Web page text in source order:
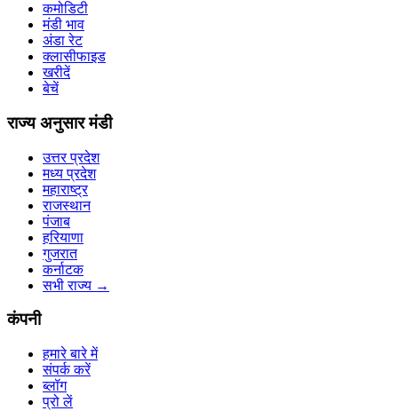
कमोडिटी
मंडी भाव
अंडा रेट
क्लासीफाइड
खरीदें
बेचें
राज्य अनुसार मंडी
उत्तर प्रदेश
मध्य प्रदेश
महाराष्ट्र
राजस्थान
पंजाब
हरियाणा
गुजरात
कर्नाटक
सभी राज्य →
कंपनी
हमारे बारे में
संपर्क करें
ब्लॉग
प्रो लें